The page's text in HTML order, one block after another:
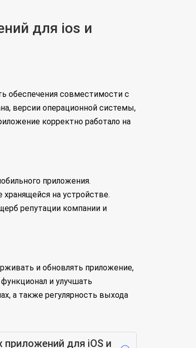
для ios и
обеспечения совместимости с
версии операционной системы,
корректно работало на
приложения.
на устройстве.
репутации компании и
и обновлять приложение,
и улучшать
а также регулярность выхода
для iOS и